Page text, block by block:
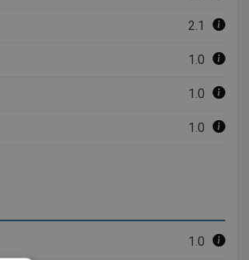
2.1
1.0
1.0
1.0
1.0